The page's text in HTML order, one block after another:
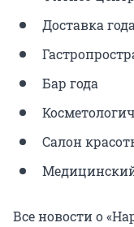
Доставка
Бар года
Салон
Все новости о